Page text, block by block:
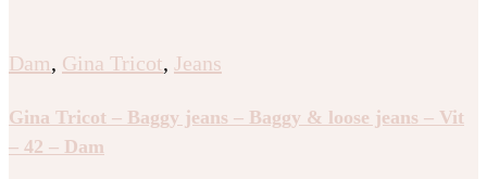
Dam, Gina Tricot, Jeans
Gina Tricot – Baggy jeans – Baggy & loose jeans – Vit
– 42 – Dam